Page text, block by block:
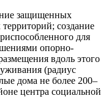
защищенных
создание
для
опорно-
вдоль этого
(радиус
дома не более 200–
центра социальной